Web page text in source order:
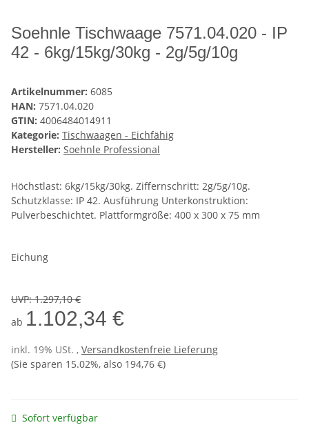
Soehnle Tischwaage 7571.04.020 - IP
42 - 6kg/15kg/30kg - 2g/5g/10g
Artikelnummer: 6085
HAN: 7571.04.020
GTIN: 4006484014911
Kategorie: Tischwaagen - Eichfähig
Hersteller: Soehnle Professional
Höchstlast: 6kg/15kg/30kg. Ziffernschritt: 2g/5g/10g.
Schutzklasse: IP 42. Ausführung Unterkonstruktion:
Pulverbeschichtet. Plattformgröße: 400 x 300 x 75 mm
Eichung
UVP:1.297,10 €
ab 1.102,34 €
inkl. 19% USt. , Versandkostenfreie Lieferung
(Sie sparen 15.02%, also 194,76 €)
Sofort verfügbar